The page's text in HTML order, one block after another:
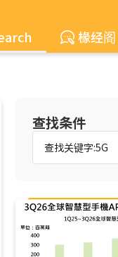
椽经阁
查找条件
查找关键字:5G